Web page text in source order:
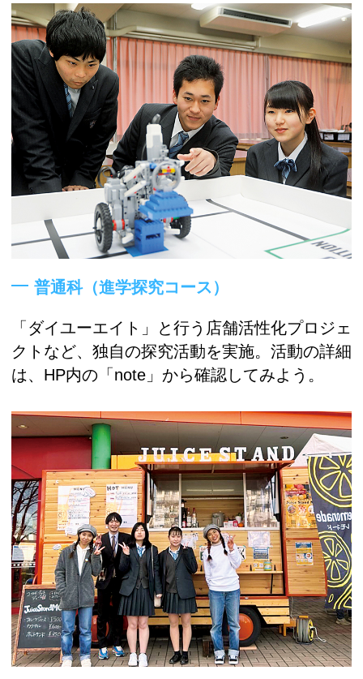
普通科（進学探究コース）
「ダイユーエイト」と行う店舗活性化プロジェ
クトなど、独自の探究活動を実施。活動の詳細
は、HP内の「note」から確認してみよう。